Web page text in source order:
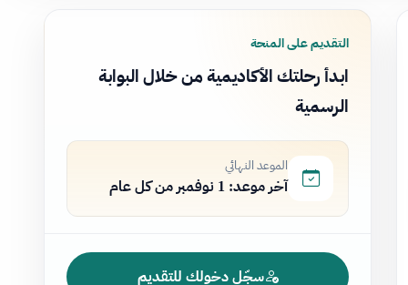
التقديم على المنحة
ابدأ رحلتك الأكاديمية من خلال البوابة
الرسمية
الموعد النهائي
آخر موعد: 1 نوفمبر من كل عام
سجّل دخولك للتقديم